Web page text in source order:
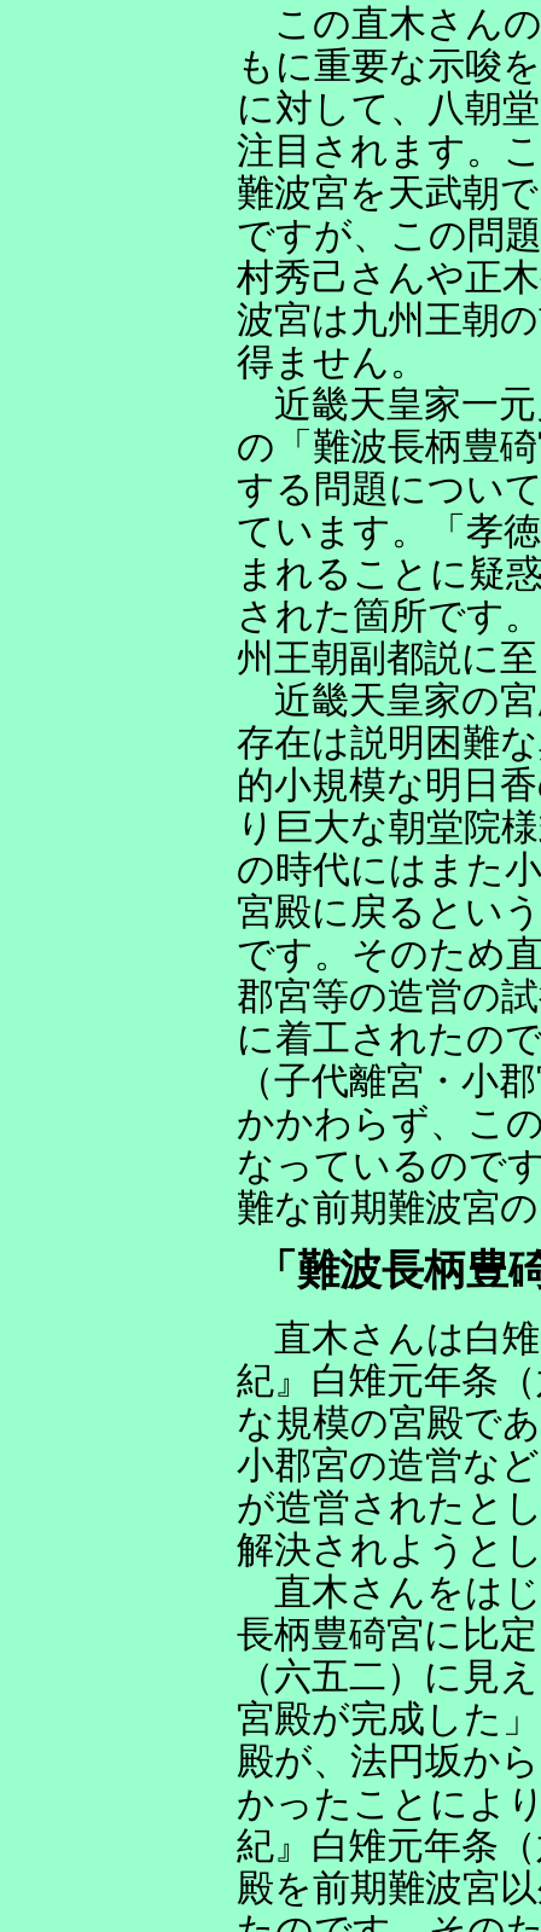
この直木さん
もに重要な示唆
に対して、八朝
注目されます。
難波宮を天武朝
ですが、この問
村秀己さんや正
波宮は九州王朝
得ません。
近畿天皇家一元
の「難波長柄豊
する問題につい
ています。「孝
まれることに疑
された箇所です
州王朝副都説に
近畿天皇家の
存在は説明困難
的小規模な明日
り巨大な朝堂院
の時代にはまた
宮殿に戻るとい
です。そのため
郡宮等の造営の
に着工されたの
（子代離宮・小
かかわらず、こ
なっているので
難な前期難波宮
「難波長柄豊
直木さんは白
紀』白雉元年条
な規模の宮殿で
小郡宮の造営な
が造営されたと
解決されようと
直木さんをは
長柄豊碕宮に比
（六五二）に見
宮殿が完成した
殿が、法円坂か
かったことによ
紀』白雉元年条
殿を前期難波宮